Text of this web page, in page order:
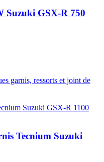
Suzuki GSX-R 750
garnis, ressorts et joint de
Tecnium Suzuki